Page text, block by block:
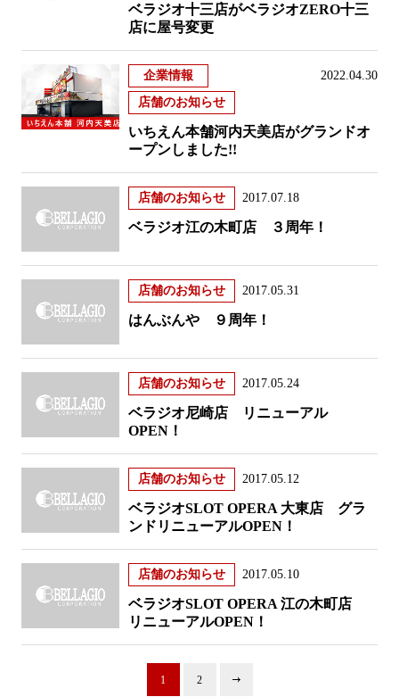
ベラジオ十三店がベラジオZERO十三
店に屋号変更
企業情報
店舗のお知らせ
2022.04.30
いちえん本舗河内天美店がグランドオ
ープンしました!!
店舗のお知らせ 2017.07.18
ベラジオ江の木町店 ３周年！
店舗のお知らせ 2017.05.31
はんぶんや ９周年！
店舗のお知らせ 2017.05.24
ベラジオ尼崎店 リニューアル
OPEN！
店舗のお知らせ 2017.05.12
ベラジオSLOT OPERA 大東店 グラ
ンドリニューアルOPEN！
店舗のお知らせ 2017.05.10
ベラジオSLOT OPERA 江の木町店
リニューアルOPEN！
1 2